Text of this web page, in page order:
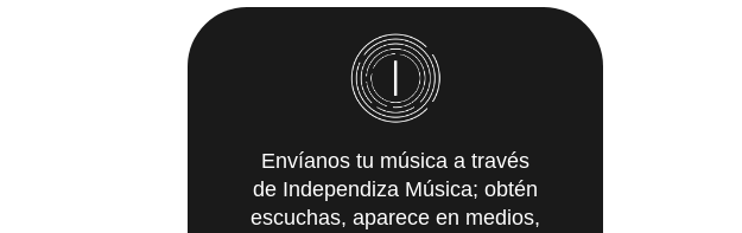
Envíanos tu música a través
de Independiza Música; obtén
escuchas, aparece en medios,